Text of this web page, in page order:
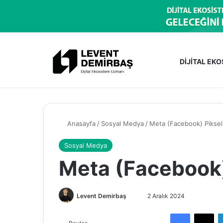
DİJİTAL
Anasayfa / Sosyal Medya / Meta (Facebook)
Sosyal Medya
Meta
Levent Demirbaş 2 Aralık 2024
Facebook X